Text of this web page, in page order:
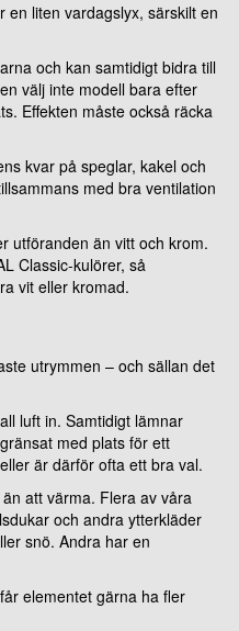
en liten vardagslyx, särskilt en
och kan samtidigt bidra till
välj inte modell bara efter
Effekten måste också räcka
kvar på speglar, kakel och
med bra ventilation
utföranden än vitt och krom.
Classic-kulörer, så
vit eller kromad.
utrymmen – och sällan det
luft in. Samtidigt lämnar
med plats för ett
är därför ofta ett bra val.
att värma. Flera av våra
och andra ytterkläder
snö. Andra har en
elementet gärna ha fler